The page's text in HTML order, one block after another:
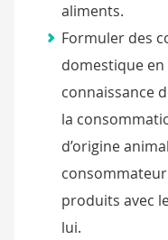
aliments.
Formuler des
domestique
connaissance
la
d’origine
produits avec
lui.